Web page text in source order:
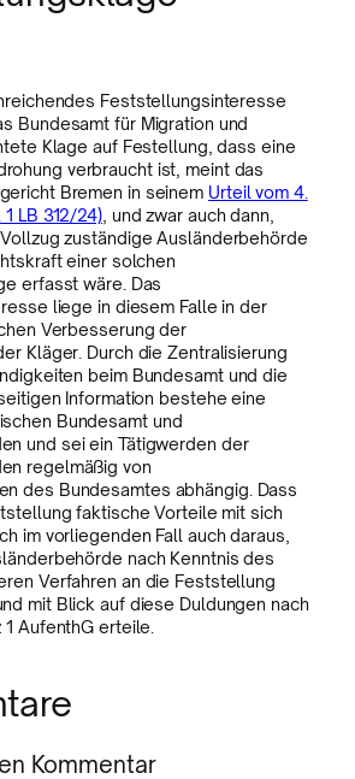
Feststellungsinteresse
Bundesamt für Migration und
Klage auf Festellung, dass eine
verbraucht ist, meint das
Bremen in seinem Urteil vom 4.
LB 312/24) , und zwar auch dann,
zuständige Ausländerbehörde
einer solchen
erfasst wäre. Das
liege in diesem Falle in der
Verbesserung der
Kläger. Durch die Zentralisierung
beim Bundesamt und die
Information bestehe eine
Bundesamt und
und sei ein Tätigwerden der
regelmäßig von
des Bundesamtes abhängig. Dass
faktische Vorteile mit sich
im vorliegenden Fall auch daraus,
nach Kenntnis des
Verfahren an die Feststellung
mit Blick auf diese Duldungen nach
AufenthG erteile.
Kommentar